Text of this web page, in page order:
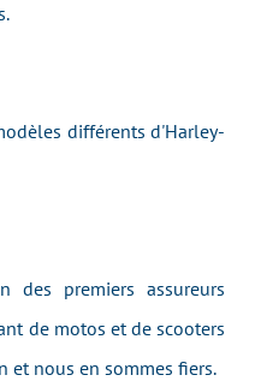
différents d'Harley-
des premiers assureurs
de motos et de scooters
et nous en sommes fiers.